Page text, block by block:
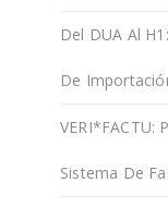
Del DUA Al
De
VERI*FACTU:
Sistema De